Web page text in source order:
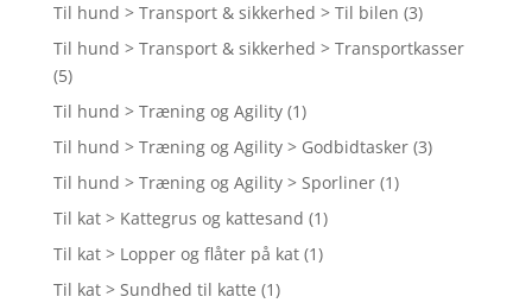
Til hund > Transport & sikkerhed > Til bilen (3)
Til hund > Transport & sikkerhed > Transportkasser
(5)
Til hund > Træning og Agility (1)
Til hund > Træning og Agility > Godbidtasker (3)
Til hund > Træning og Agility > Sporliner (1)
Til kat > Kattegrus og kattesand (1)
Til kat > Lopper og flåter på kat (1)
Til kat > Sundhed til katte (1)